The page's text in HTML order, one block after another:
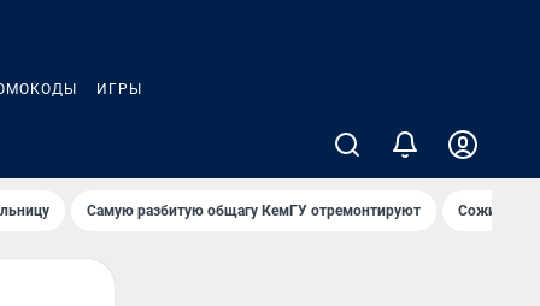
ИГРЫ
Самую разбитую общагу КемГУ отремонтируют